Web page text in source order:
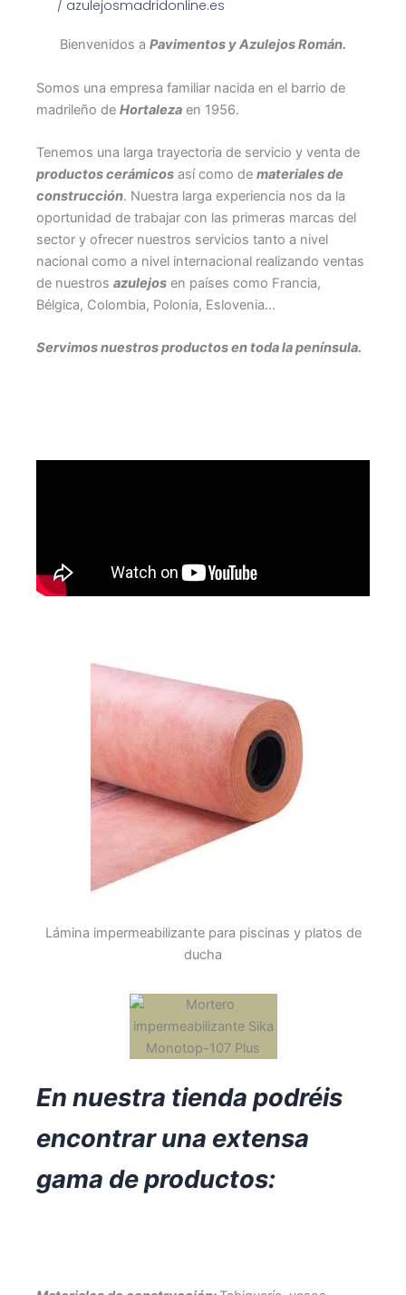
/ azulejosmadridonline.es
Bienvenidos a Pavimentos y Azulejos Román.
Somos una empresa familiar nacida en el barrio de
madrileño de Hortaleza en 1956.
Tenemos una larga trayectoria de servicio y venta de
productos cerámicos así como de materiales de
construcción. Nuestra larga experiencia nos da la
oportunidad de trabajar con las primeras marcas del
sector y ofrecer nuestros servicios tanto a nivel
nacional como a nivel internacional realizando ventas
de nuestros azulejos en países como Francia,
Bélgica, Colombia, Polonia, Eslovenia…
Servimos nuestros productos en toda la península.
Lámina impermeabilizante para piscinas y platos de
ducha
En nuestra tienda podréis
encontrar una extensa
gama de productos: